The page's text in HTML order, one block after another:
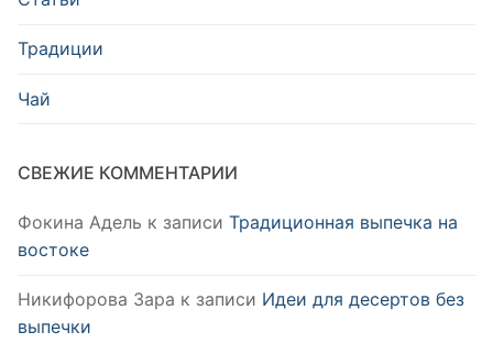
Традиции
Чай
СВЕЖИЕ КОММЕНТАРИИ
Фокина Адель к записи Традиционная выпечка на
востоке
Никифорова Зара к записи Идеи для десертов без
выпечки